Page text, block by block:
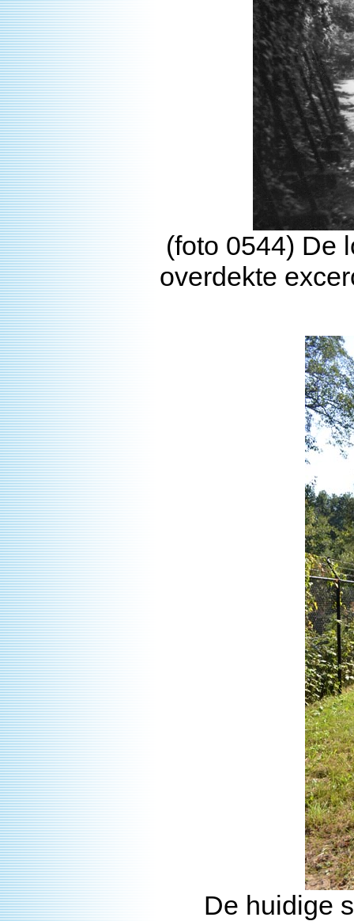
(foto 0544) De
overdekte
De huidige